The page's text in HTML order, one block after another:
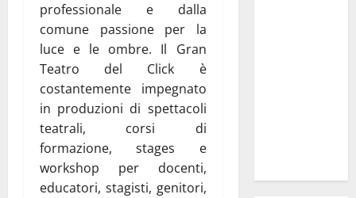
professionale e dalla
comune passione per la
luce e le ombre. Il Gran
Teatro del Click è
costantemente impegnato
in produzioni di spettacoli
teatrali, corsi di
formazione, stages e
workshop per docenti,
educatori, stagisti, genitori,